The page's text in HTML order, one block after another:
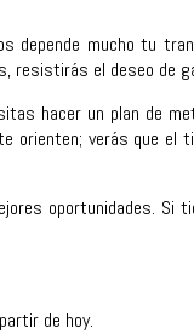
mucho tu
resistirás el deseo de
hacer un plan de
verás que el
oportunidades. Si
de hoy.